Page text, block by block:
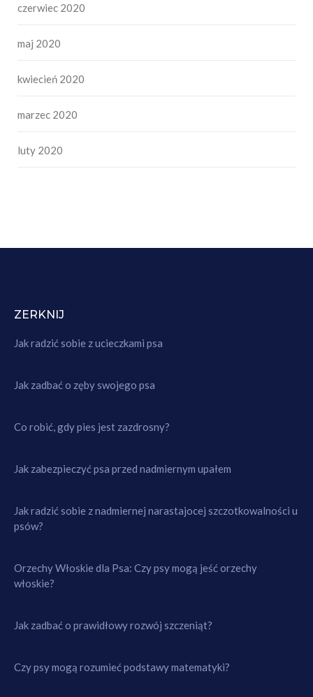
czerwiec 2020
maj 2020
kwiecień 2020
marzec 2020
luty 2020
ZERKNIJ
Jak radzić sobie z ucieczkami psa
Jak zadbać o zęby swojego psa
Co robić, gdy pies jest zazdrosny?
Jak zabezpieczyć psa przed nadmiernym upałem
Jak radzić sobie z nadmiernej narastajocej szczotkowalności u
psów?
Orzechy Włoskie dla Psa: Czy psy mogą jeść orzechy
włoskie?
Jak zadbać o prawidłowy rozwój szczeniąt?
Czy psy mogą rozumieć podstawy matematyki?